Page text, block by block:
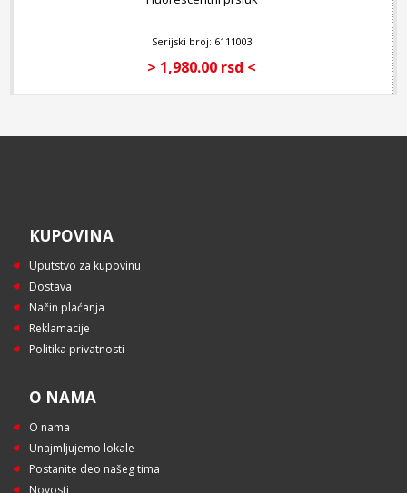
Serijski broj: 6111003
> 1,980.00 rsd <
KUPOVINA
Uputstvo za kupovinu
Dostava
Način plaćanja
Reklamacije
Politika privatnosti
O NAMA
O nama
Unajmljujemo lokale
Postanite deo našeg tima
Novosti